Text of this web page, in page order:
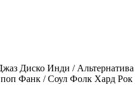
Диско Инди / Альтернатива
Фанк / Соул Фолк Хард Рок